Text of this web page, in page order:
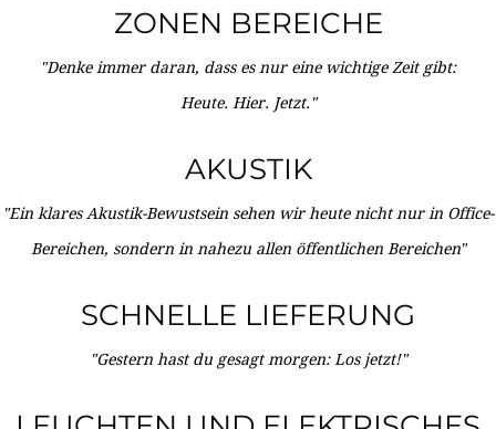
ZONEN BEREICHE
"Denke immer daran, dass es nur eine wichtige Zeit gibt:
Heute. Hier. Jetzt."
AKUSTIK
"Ein klares Akustik-Bewustsein sehen wir heute nicht nur in Office-
Bereichen, sondern in nahezu allen öffentlichen Bereichen"
SCHNELLE LIEFERUNG
"Gestern hast du gesagt morgen: Los jetzt!"